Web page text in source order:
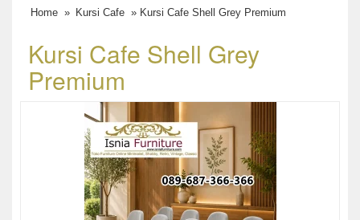
Home » Kursi Cafe » Kursi Cafe Shell Grey Premium
Kursi Cafe Shell Grey
Premium